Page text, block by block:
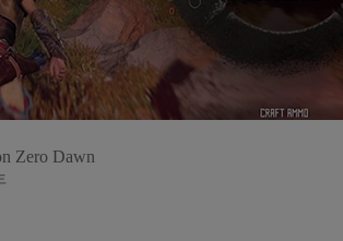
Zero Dawn